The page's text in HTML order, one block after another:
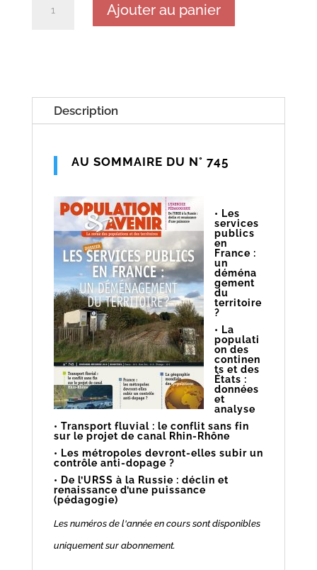
n° 745
–
décembre
Ajouter au panier
Description
AU SOMMAIRE DU N° 745
• Les
services
publics
en
France :
un
déména
gement
du
territoire
?
• La
populati
on des
continen
ts et des
États :
données
et
analyse
• Transport fluvial : le conflit sans fin
sur le projet de canal Rhin-Rhône
• Les métropoles devront-elles subir un
contrôle anti-dopage ?
• De l’URSS à la Russie : déclin et
renaissance d’une puissance
(pédagogie)
Les numéros de l'année en cours sont disponibles
uniquement sur abonnement.